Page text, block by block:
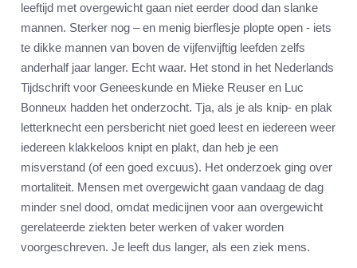
leeftijd met overgewicht gaan niet eerder dood dan slanke
mannen. Sterker nog – en menig bierflesje plopte open - iets
te dikke mannen van boven de vijfenvijftig leefden zelfs
anderhalf jaar langer. Echt waar. Het stond in het Nederlands
Tijdschrift voor Geneeskunde en Mieke Reuser en Luc
Bonneux hadden het onderzocht. Tja, als je als knip- en plak
letterknecht een persbericht niet goed leest en iedereen weer
iedereen klakkeloos knipt en plakt, dan heb je een
misverstand (of een goed excuus). Het onderzoek ging over
mortaliteit. Mensen met overgewicht gaan vandaag de dag
minder snel dood, omdat medicijnen voor aan overgewicht
gerelateerde ziekten beter werken of vaker worden
voorgeschreven. Je leeft dus langer, als een ziek mens.